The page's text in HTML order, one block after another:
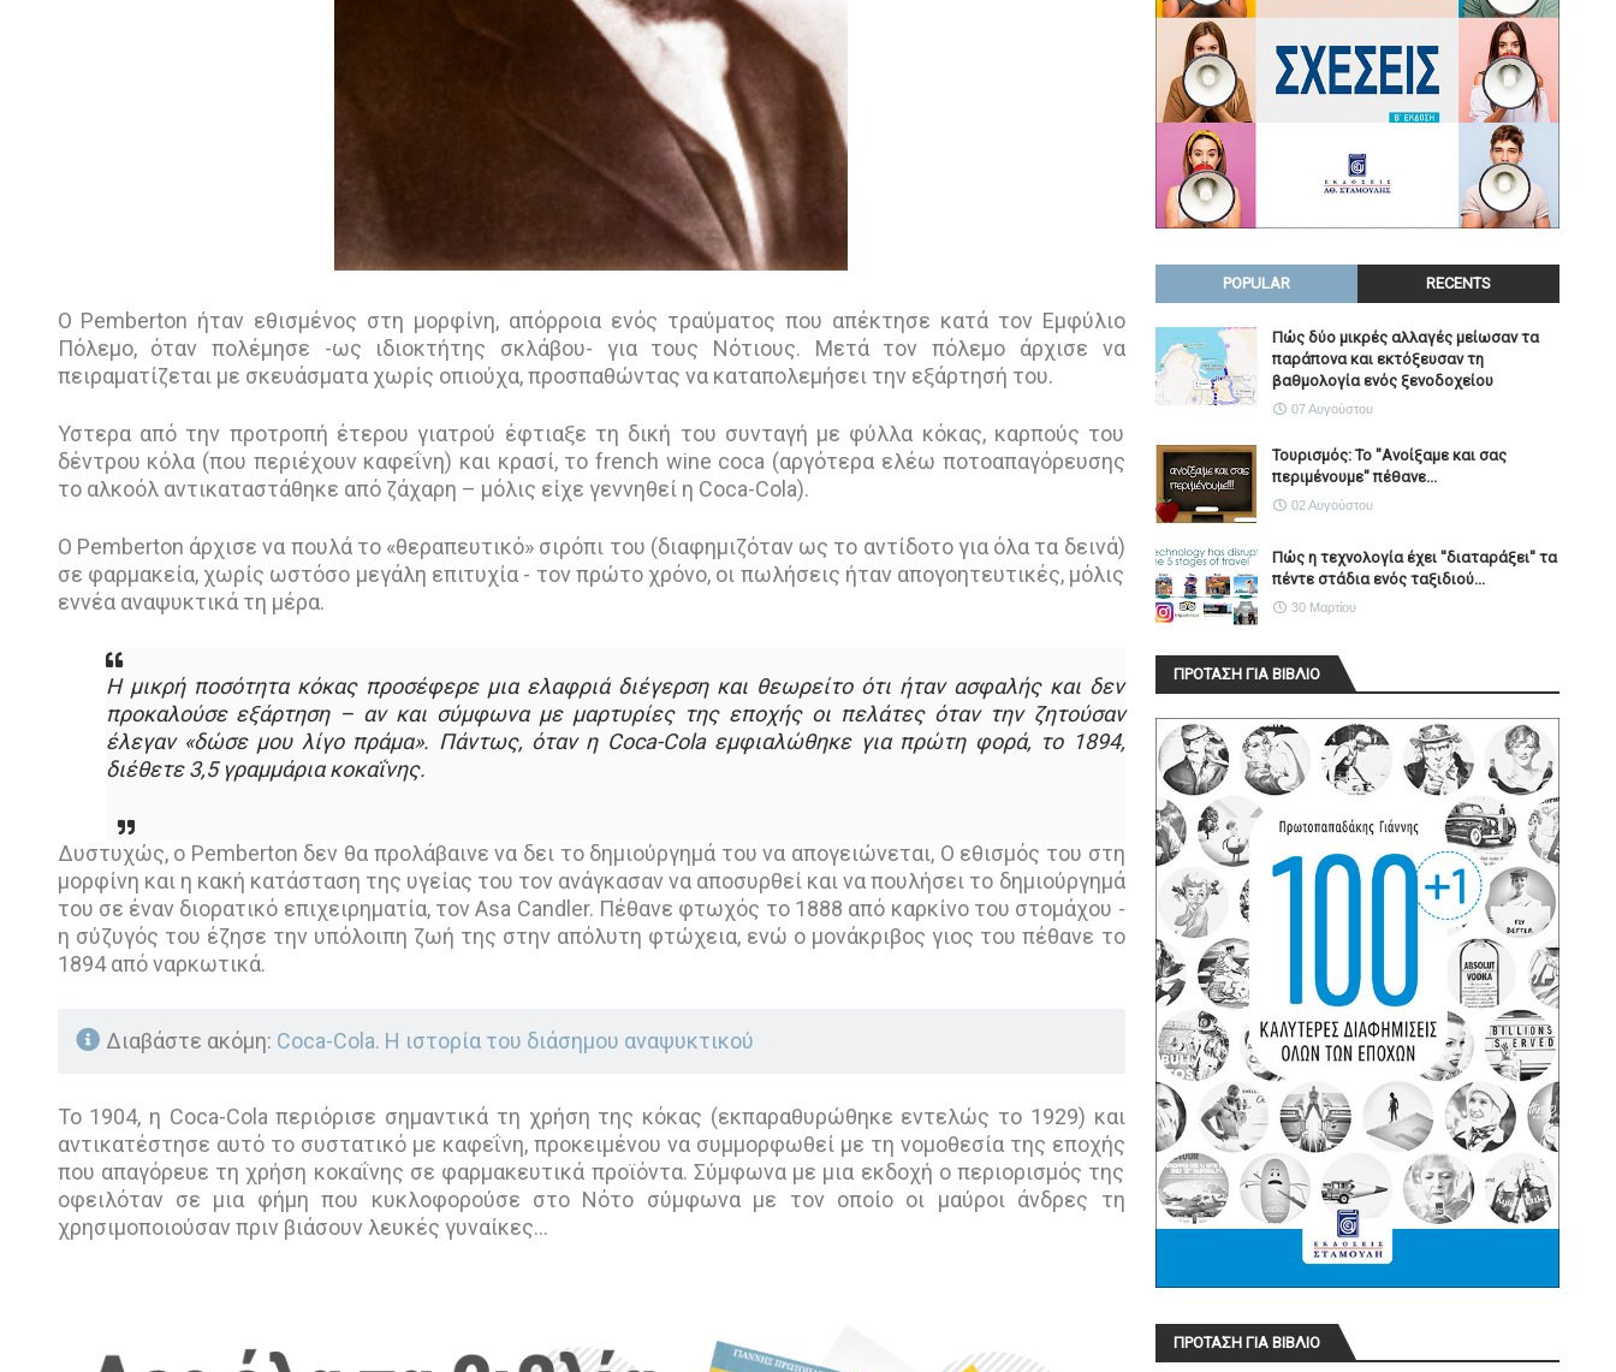
O Pemberton ήταν εθισμένος στη μορφίνη, απόρροια ενός τραύματος που απέκτησε κατά τον Εμφύλιο
Πόλεμο, όταν πολέμησε -ως ιδιοκτήτης σκλάβου- για τους Νότιους. Μετά τον πόλεμο άρχισε να
πειραματίζεται με σκευάσματα χωρίς οπιούχα, προσπαθώντας να καταπολεμήσει την εξάρτησή του.
Υστερα από την προτροπή έτερου γιατρού έφτιαξε τη δική του συνταγή με φύλλα κόκας, καρπούς του
δέντρου κόλα (που περιέχουν καφεΐνη) και κρασί, το french wine coca (αργότερα ελέω ποτοαπαγόρευσης
το αλκοόλ αντικαταστάθηκε από ζάχαρη – μόλις είχε γεννηθεί η Coca-Cola).
Ο Pemberton άρχισε να πουλά το «θεραπευτικό» σιρόπι του (διαφημιζόταν ως το αντίδοτο για όλα τα δεινά)
σε φαρμακεία, χωρίς ωστόσο μεγάλη επιτυχία - τον πρώτο χρόνο, οι πωλήσεις ήταν απογοητευτικές, μόλις
εννέα αναψυκτικά τη μέρα.
Η μικρή ποσότητα κόκας προσέφερε μια ελαφριά διέγερση και θεωρείτο ότι ήταν ασφαλής και δεν
προκαλούσε εξάρτηση – αν και σύμφωνα με μαρτυρίες της εποχής οι πελάτες όταν την ζητούσαν
έλεγαν «δώσε μου λίγο πράμα». Πάντως, όταν η Coca-Cola εμφιαλώθηκε για πρώτη φορά, το 1894,
διέθετε 3,5 γραμμάρια κοκαΐνης.
Δυστυχώς, ο Pemberton δεν θα προλάβαινε να δει το δημιούργημά του να απογειώνεται, Ο εθισμός του στη
μορφίνη και η κακή κατάσταση της υγείας του τον ανάγκασαν να αποσυρθεί και να πουλήσει το δημιούργημά
του σε έναν διορατικό επιχειρηματία, τον Asa Candler. Πέθανε φτωχός το 1888 από καρκίνο του στομάχου -
η σύζυγός του έζησε την υπόλοιπη ζωή της στην απόλυτη φτώχεια, ενώ ο μονάκριβος γιος του πέθανε το
1894 από ναρκωτικά.
Διαβάστε ακόμη: Coca-Cola. H ιστορία του διάσημου αναψυκτικού
Το 1904, η Coca-Cola περιόρισε σημαντικά τη χρήση της κόκας (εκπαραθυρώθηκε εντελώς το 1929) και
αντικατέστησε αυτό το συστατικό με καφεΐνη, προκειμένου να συμμορφωθεί με τη νομοθεσία της εποχής
που απαγόρευε τη χρήση κοκαΐνης σε φαρμακευτικά προϊόντα. Σύμφωνα με μια εκδοχή ο περιορισμός της
οφειλόταν σε μια φήμη που κυκλοφορούσε στο Νότο σύμφωνα με τον οποίο οι μαύροι άνδρες τη
χρησιμοποιούσαν πριν βιάσουν λευκές γυναίκες…
POPULAR RECENTS
Πώς δύο μικρές αλλαγές μείωσαν τα
παράπονα και εκτόξευσαν τη
βαθμολογία ενός ξενοδοχείου
07 Αυγούστου
Τουρισμός: Το "Ανοίξαμε και σας
περιμένουμε" πέθανε...
02 Αυγούστου
Πώς η τεχνολογία έχει ''διαταράξει'' τα
πέντε στάδια ενός ταξιδιού...
30 Μαρτίου
ΠΡΟΤΑΣΗ ΓΙΑ ΒΙΒΛΙΟ
ΠΡΟΤΑΣΗ ΓΙΑ ΒΙΒΛΙΟ